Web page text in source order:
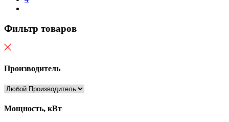
Фильтр товаров
Производитель
Мощность, кВт